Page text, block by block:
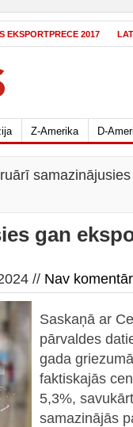
EKSPORTPRECE 2017
Z-Amerika D-
gan
// Nav
Saskaņā ar
pārvaldes
gada
faktiskajās
5,3%,
samazinājās